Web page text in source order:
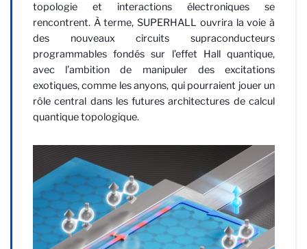
topologie et interactions électroniques se
rencontrent. À terme, SUPERHALL ouvrira la voie à
des nouveaux circuits supraconducteurs
programmables fondés sur l’effet Hall quantique,
avec l’ambition de manipuler des excitations
exotiques, comme les anyons, qui pourraient jouer un
rôle central dans les futures architectures de calcul
quantique topologique.